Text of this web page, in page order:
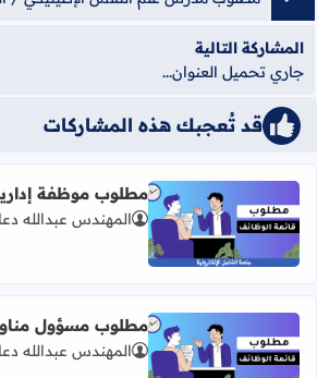
المشاركة التالية
جاري تحميل العنوان...
قد تُعجبك هذه المشاركات
اقرأ المزيد عن مطلوب موظفة
مطلوب موظفة
المهندس عبدالله
اقرأ المزيد عن مطلوب مسؤول
مطلوب مسؤول
المهندس عبدالله